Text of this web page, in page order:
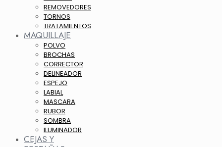
REMOVEDORES
TORNOS
TRATAMIENTOS
MAQUILLAJE
POLVO
BROCHAS
CORRECTOR
DELINEADOR
ESPEJO
LABIAL
MASCARA
RUBOR
SOMBRA
ILUMINADOR
CEJAS Y